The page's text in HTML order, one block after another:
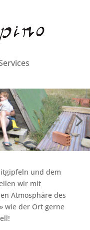
und dem
wir mit
Atmosphäre des
wie der Ort gerne